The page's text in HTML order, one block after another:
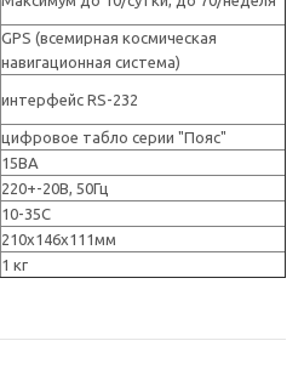
GPS (всемирная космическая
навигационная система)
интерфейс RS-232
цифровое табло серии "Пояс"
15ВА
220+-20В, 50Гц
10-35С
210х146х111мм
1 кг